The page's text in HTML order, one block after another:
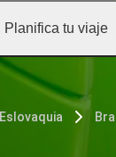
Planifica tu viaje
Eslovaquia